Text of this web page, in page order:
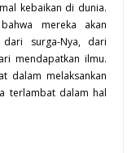
kebaikan di dunia.
mereka akan
surga-Nya, dari
mendapatkan ilmu.
dalam melaksankan
terlambat dalam hal